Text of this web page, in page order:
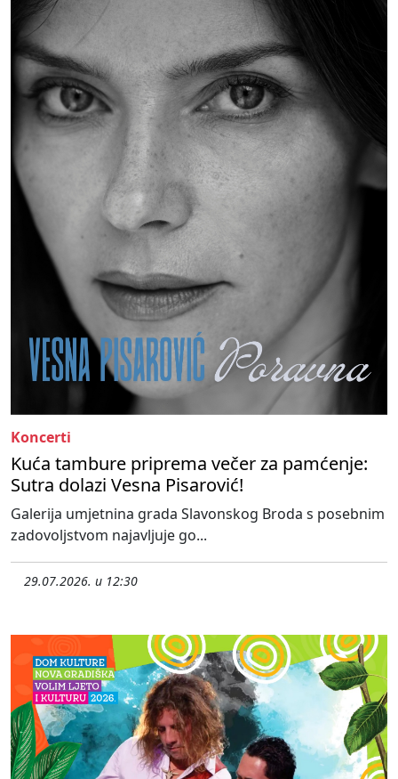
Koncerti
Kuća tambure priprema večer za pamćenje:
Sutra dolazi Vesna Pisarović!
Galerija umjetnina grada Slavonskog Broda s posebnim
zadovoljstvom najavljuje go...
29.07.2026. u 12:30